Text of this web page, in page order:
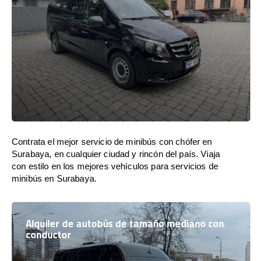
Contrata el mejor servicio de minibús con chófer en
Surabaya, en cualquier ciudad y rincón del país. Viaja
con estilo en los mejores vehículos para servicios de
minibús en Surabaya.
Alquiler de autobús de tamaño mediano con
conductor